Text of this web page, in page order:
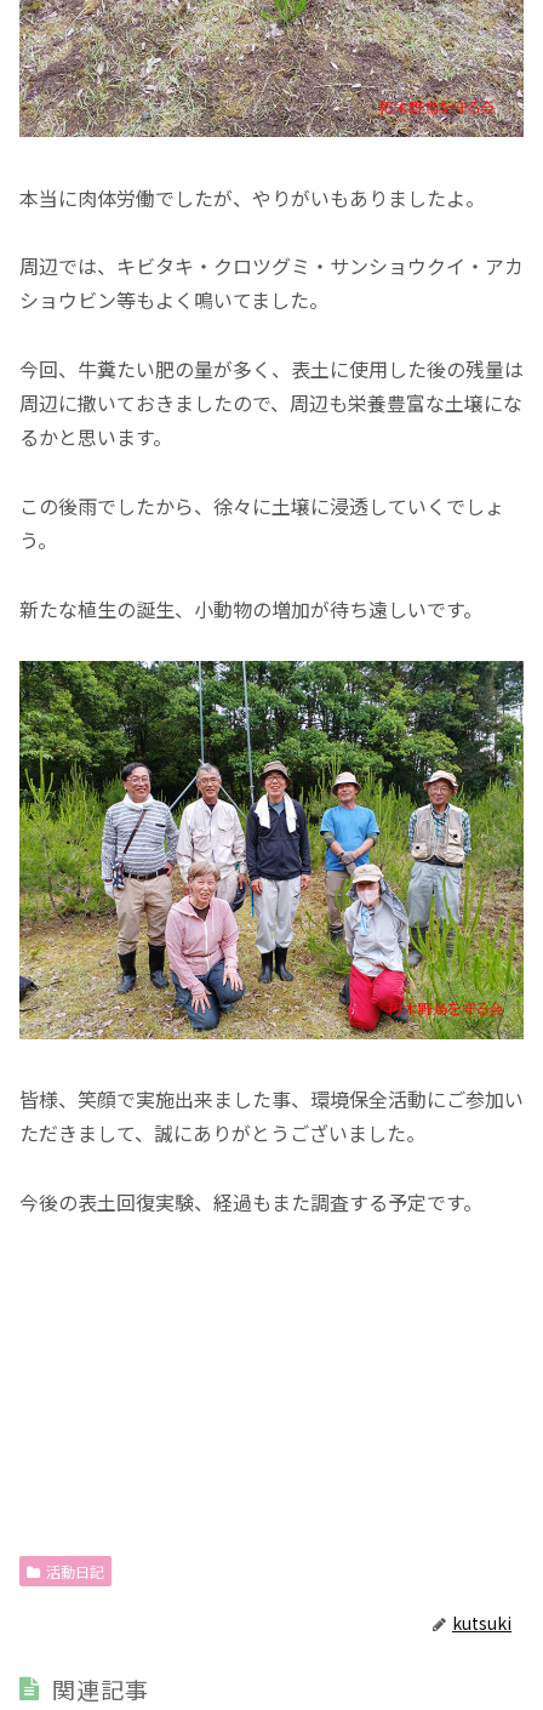
本当に肉体労働でしたが、やりがいもありましたよ。
周辺では、キビタキ・クロツグミ・サンショウクイ・アカ
ショウビン等もよく鳴いてました。
今回、牛糞たい肥の量が多く、表土に使用した後の残量は
周辺に撒いておきましたので、周辺も栄養豊富な土壌にな
るかと思います。
この後雨でしたから、徐々に土壌に浸透していくでしょ
う。
新たな植生の誕生、小動物の増加が待ち遠しいです。
皆様、笑顔で実施出来ました事、環境保全活動にご参加い
ただきまして、誠にありがとうございました。
今後の表土回復実験、経過もまた調査する予定です。
活動日記
kutsuki
関連記事